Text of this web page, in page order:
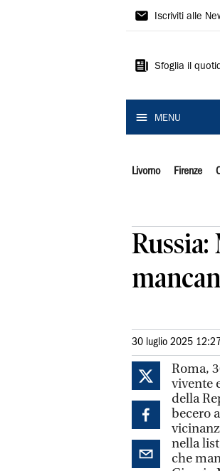
Il
Iscriviti alle
Sfoglia il
MENU
Livorno Firenze
30 luglio 2025 12:27
Roma,
vivente
della
becero
nella
che